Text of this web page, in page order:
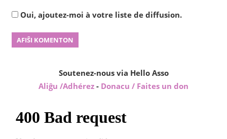
Oui, ajoutez-moi à votre liste de diffusion.
Soutenez-nous via Hello Asso
Aliĝu /Adhérez - Donacu / Faites un don